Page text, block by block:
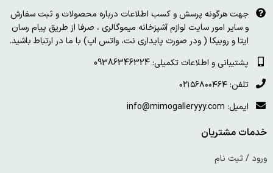
جهت هرگونه پرسش و کسب اطلاعات درباره محصولات و ثبت سفارش
و سایر امور سایت لوازم آشپزخانه میموگالری ، صرفا از طریق پیام رسان
ایتا و روبیکا ( ودر صورت پایداری نت، واتس اپ) با ما در ارتباط باشید.
پشتیبانی و اطلاعات تکمیلی: 09386346324
تلفن: ۰۲۱۵۶۸۰۰۴۶۴
ایمیل: info@mimogalleryyy.com
خدمات مشتریان
ورود / ثبت نام